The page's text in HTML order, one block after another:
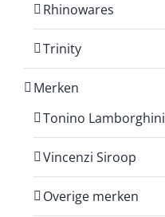
Rhinowares
Trinity
Merken
Tonino Lamborghini
Vincenzi Siroop
Overige merken